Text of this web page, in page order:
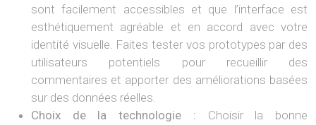
sont facilement accessibles et que l’interface est
esthétiquement agréable et en accord avec votre
identité visuelle. Faites tester vos prototypes par des
utilisateurs potentiels pour recueillir des
commentaires et apporter des améliorations basées
sur des données réelles.
Choix de la technologie : Choisir la bonne